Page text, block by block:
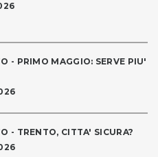
- PRIMO MAGGIO: SERVE PIU'
- TRENTO, CITTA' SICURA?